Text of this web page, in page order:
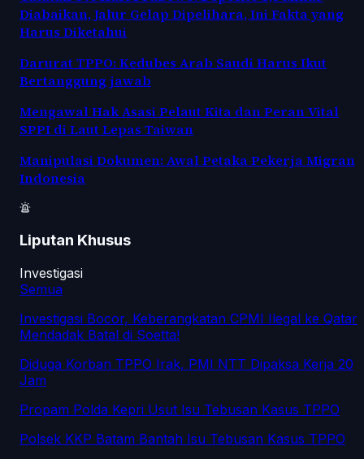
Diabaikan, Jalur Gelap Dipelihara, Ini Fakta yang
Harus Diketahui
Darurat TPPO: Kedubes Arab Saudi Harus Ikut
Bertanggung jawab
Mengawal Hak Asasi Pelaut Kita dan Peran Vital
SPPI di Laut Lepas Taiwan
Manipulasi Dokumen: Awal Petaka Pekerja Migran
Indonesia
Liputan Khusus
Investigasi
Semua
Investigasi Bocor, Keberangkatan CPMI Ilegal ke Qatar
Mendadak Batal di Soetta!
Diduga Korban TPPO Irak, PMI NTT Dipaksa Kerja 20
Jam
Propam Polda Kepri Usut Isu Tebusan Kasus TPPO
Polsek KKP Batam Bantah Isu Tebusan Kasus TPPO